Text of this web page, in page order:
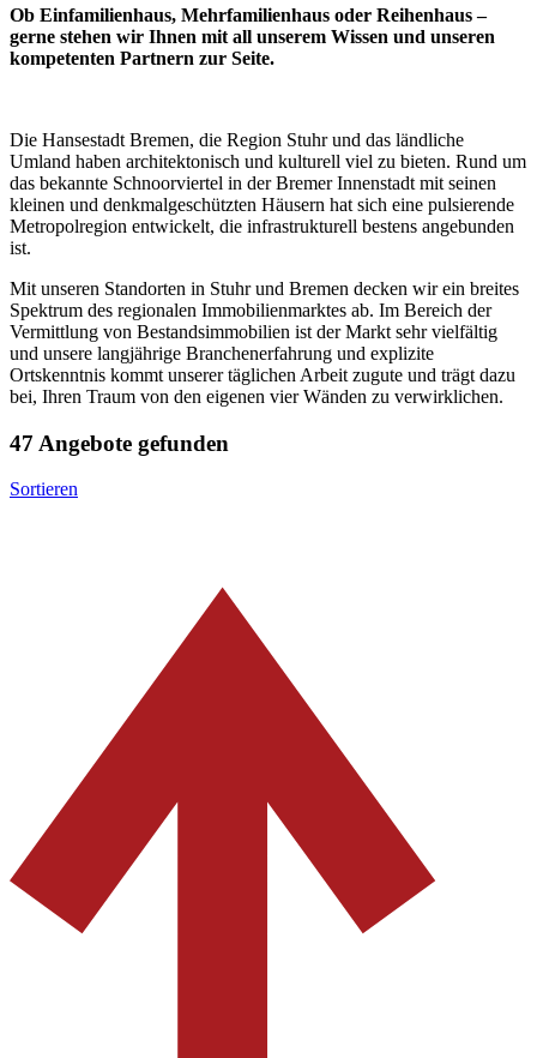
Ob Einfamilienhaus, Mehrfamilienhaus oder Reihenhaus –
gerne stehen wir Ihnen mit all unserem Wissen und unseren
kompetenten Partnern zur Seite.
Die Hansestadt Bremen, die Region Stuhr und das ländliche
Umland haben architektonisch und kulturell viel zu bieten. Rund um
das bekannte Schnoorviertel in der Bremer Innenstadt mit seinen
kleinen und denkmalgeschützten Häusern hat sich eine pulsierende
Metropolregion entwickelt, die infrastrukturell bestens angebunden
ist.
Mit unseren Standorten in Stuhr und Bremen decken wir ein breites
Spektrum des regionalen Immobilienmarktes ab. Im Bereich der
Vermittlung von Bestandsimmobilien ist der Markt sehr vielfältig
und unsere langjährige Branchenerfahrung und explizite
Ortskenntnis kommt unserer täglichen Arbeit zugute und trägt dazu
bei, Ihren Traum von den eigenen vier Wänden zu verwirklichen.
47 Angebote gefunden
Sortieren